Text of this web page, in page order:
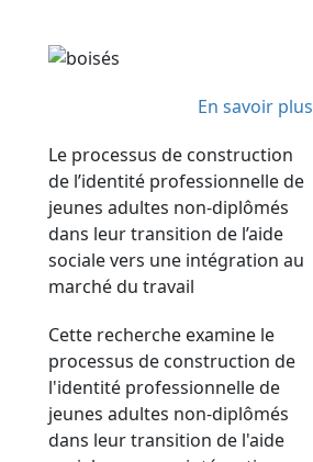
En savoir plus
Le processus de construction
de l’identité professionnelle de
jeunes adultes non-diplômés
dans leur transition de l’aide
sociale vers une intégration au
marché du travail
Cette recherche examine le
processus de construction de
l'identité professionnelle de
jeunes adultes non-diplômés
dans leur transition de l'aide